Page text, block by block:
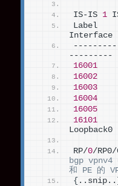
IS-IS 1
Label
Interface
---------
16001
16002
16003
16004
16005
16101
Loopback0
RP/0/RP0/
bgp
和 PE 的
{ ..snip..